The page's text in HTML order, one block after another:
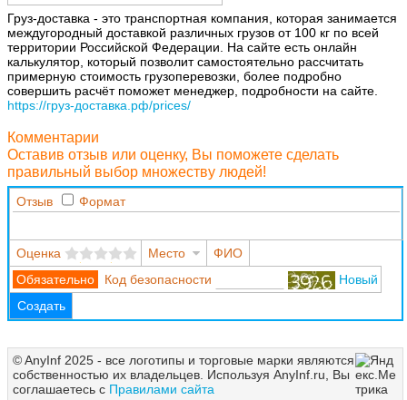
Груз-доставка - это транспортная компания, которая занимается
междугородный доставкой различных грузов от 100 кг по всей
территории Российской Федерации. На сайте есть онлайн
калькулятор, который позволит самостоятельно рассчитать
примерную стоимость грузоперевозки, более подробно
совершить расчёт поможет менеджер, подробности на сайте.
https://груз-доставка.рф/prices/
Комментарии
Оставив отзыв или оценку, Вы поможете сделать
правильный выбор множеству людей!
Отзыв Формат
Оценка Место
ФИО
Код безопасности
Новый
Создать
© AnyInf 2025 - все логотипы и торговые марки являются
собственностью их владельцев. Используя AnyInf.ru, Вы
соглашаетесь с Правилами сайта